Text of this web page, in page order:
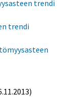
trendi
trendi